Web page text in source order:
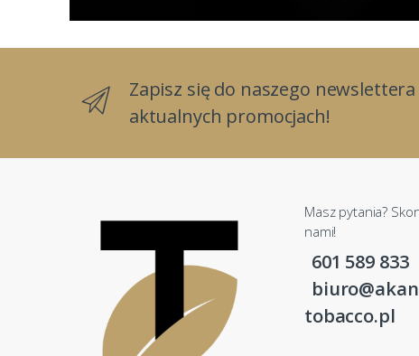
Zapisz się do naszego
aktualnych promocjach!
Masz pytania?
nami!
601 589 833
tobacco.pl